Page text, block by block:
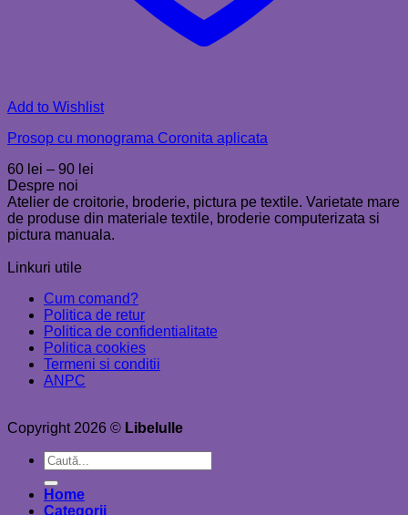
Add to Wishlist
Prosop cu monograma Coronita aplicata
60 lei – 90 lei
prețuri:
60 lei
până
Despre noi
Atelier de croitorie, broderie, pictura pe textile. Varietate mare
de produse din materiale textile, broderie computerizata si
pictura manuala.
Linkuri utile
Cum comand?
Politica de retur
Politica de confidentialitate
Politica cookies
Termeni si conditii
ANPC
Copyright 2026 © Libelulle
Caută
după:
Home
Categorii